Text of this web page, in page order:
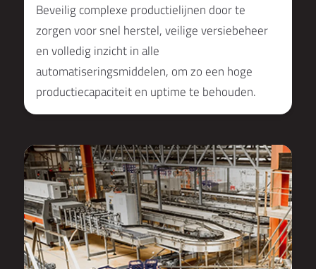
Beveilig complexe productielijnen door te
zorgen voor snel herstel, veilige versiebeheer
en volledig inzicht in alle
automatiseringsmiddelen, om zo een hoge
productiecapaciteit en uptime te behouden.